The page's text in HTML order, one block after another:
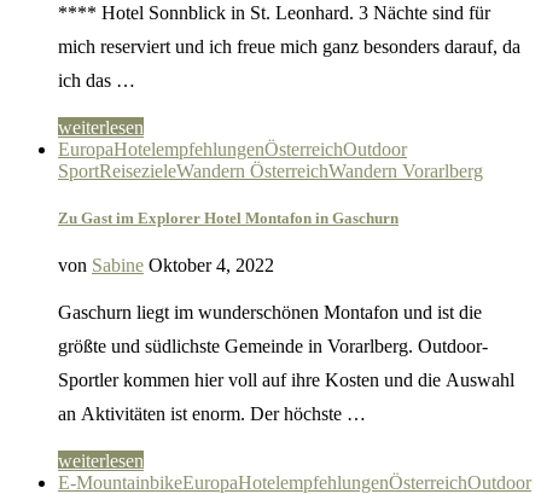
**** Hotel Sonnblick in St. Leonhard. 3 Nächte sind für
mich reserviert und ich freue mich ganz besonders darauf, da
ich das …
weiterlesen
EuropaHotelempfehlungenÖsterreichOutdoor
SportReisezieleWandern ÖsterreichWandern Vorarlberg
Zu Gast im Explorer Hotel Montafon in Gaschurn
von Sabine Oktober 4, 2022
Gaschurn liegt im wunderschönen Montafon und ist die
größte und südlichste Gemeinde in Vorarlberg. Outdoor-
Sportler kommen hier voll auf ihre Kosten und die Auswahl
an Aktivitäten ist enorm. Der höchste …
weiterlesen
E-MountainbikeEuropaHotelempfehlungenÖsterreichOutdoor